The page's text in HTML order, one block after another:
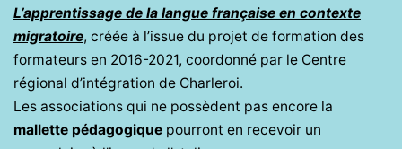
L’apprentissage de la langue française en contexte
migratoire, créée à l’issue du projet de formation des
formateurs en 2016-2021, coordonné par le Centre
régional d’intégration de Charleroi.
Les associations qui ne possèdent pas encore la
mallette pédagogique pourront en recevoir un